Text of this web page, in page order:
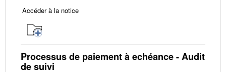
Accéder à la notice
Processus de paiement à echéance - Audit
de suivi